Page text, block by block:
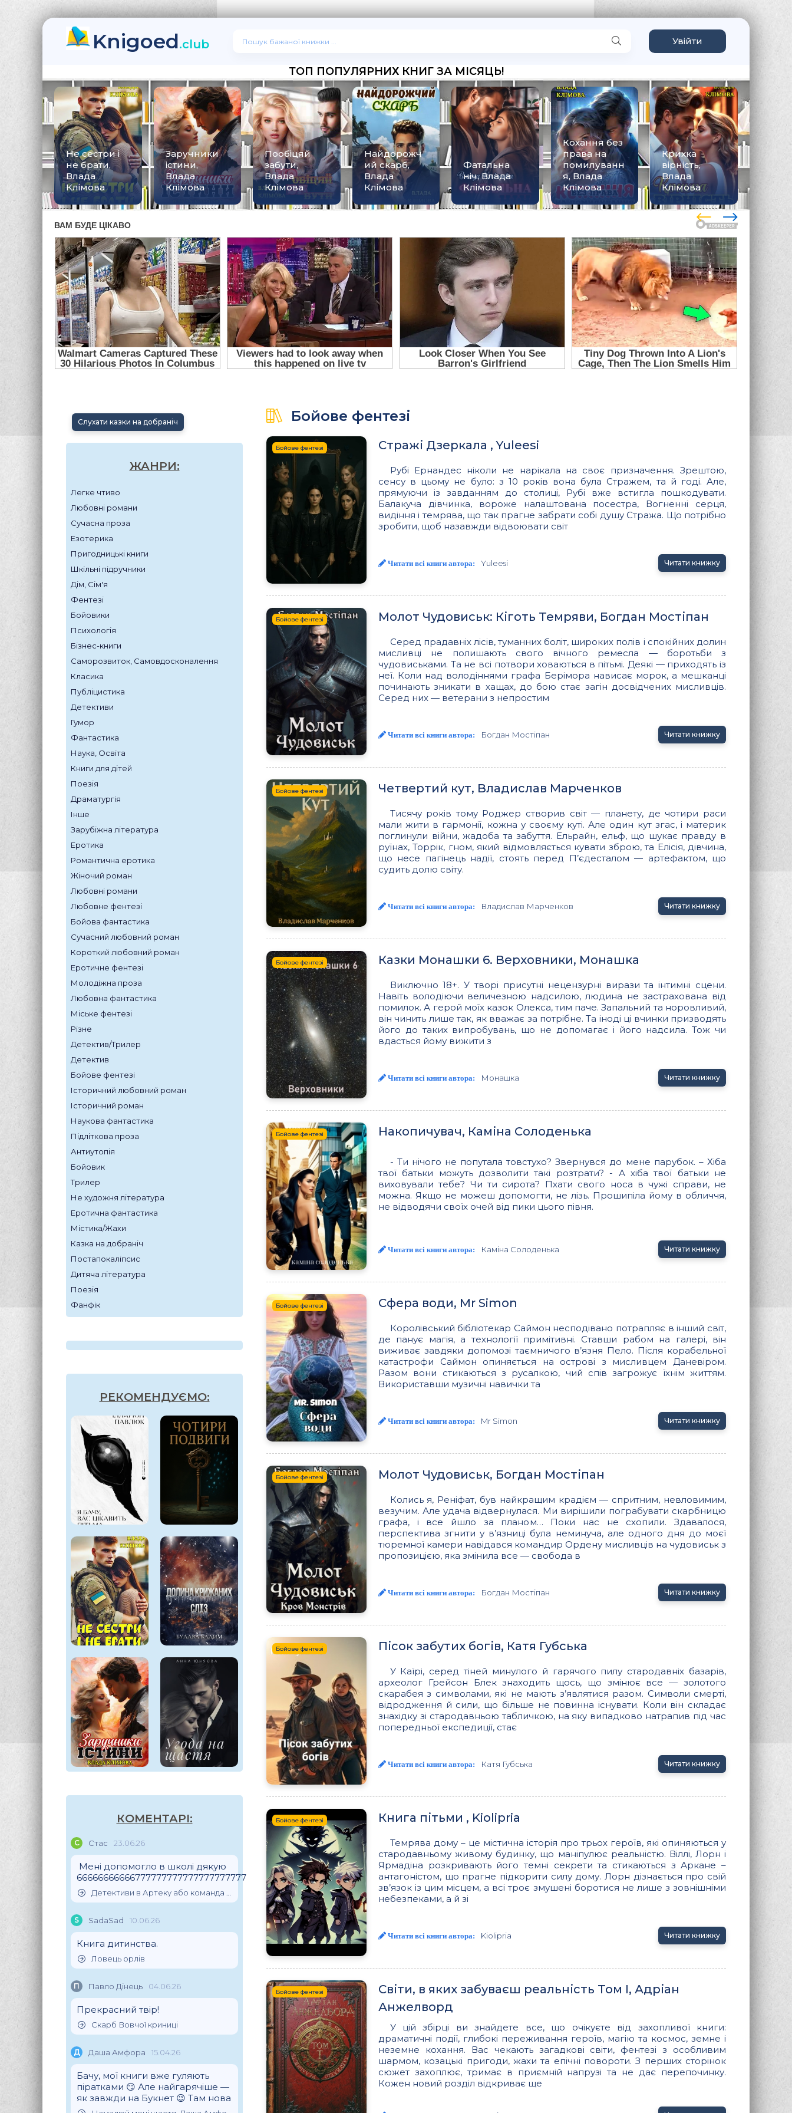
Knigoed.club Увійти
ТОП ПОПУЛЯРНИХ КНИГ ЗА МІСЯЦЬ!
Не сестри і
не брати,
Влада
Клімова
Заручники
істини,
Влада
Клімова
Пообіцяй
забути,
Влада
Клімова
Найдорожч
ий скарб,
Влада
Клімова
Фатальна
ніч, Влада
Клімова
Кохання без
права на
помилуванн
я, Влада
Клімова
Крихка
вірність,
Влада
Клімова
Слухати казки на добраніч
ЖАНРИ:
Легке чтиво
Любовні романи
Сучасна проза
Езотерика
Пригодницькі книги
Шкільні підручники
Дім, Сім'я
Фентезі
Бойовики
Психологія
Бізнес-книги
Саморозвиток, Самовдосконалення
Класика
Публіцистика
Детективи
Гумор
Фантастика
Наука, Освіта
Книги для дітей
Поезія
Драматургія
Інше
Зарубіжна література
Еротика
Романтична еротика
Жіночий роман
Любовні романи
Любовне фентезі
Бойова фантастика
Сучасний любовний роман
Короткий любовний роман
Еротичне фентезі
Молодіжна проза
Любовна фантастика
Міське фентезі
Різне
Детектив/Трилер
Детектив
Бойове фентезі
Історичний любовний роман
Історичний роман
Наукова фантастика
Підліткова проза
Антиутопія
Бойовик
Трилер
Не художня література
Еротична фантастика
Містика/Жахи
Казка на добраніч
Постапокаліпсис
Дитяча література
Поезія
Фанфік
РЕКОМЕНДУЄМО:
КОМЕНТАРІ:
С Стас 23.06.26
Мені допомогло в школі дякую
66666666666777777777777777777777
Детективи в Артеку або команда скарбошукачів
S SadaSad 10.06.26
Книга дитинства.
Ловець орлів
П Павло Дінець 04.06.26
Прекрасний твір!
Скарб Вовчої криниці
Д Даша Амфора 15.04.26
Бачу, мої книги вже гуляють
піратками 😏 Але найгарячіше —
як завжди на Букнет 😉 Там нова
Бойове фентезі
Бойове фентезі Стражі Дзеркала , Yuleesi
Рубі Ернандес ніколи не нарікала на своє призначення. Зрештою,
сенсу в цьому не було: з 10 років вона була Стражем, та й годі. Але,
прямуючи із завданням до столиці, Рубі вже встигла пошкодувати.
Балакуча дівчинка, вороже налаштована посестра, Вогненні серця,
видіння і темрява, що так прагне забрати собі душу Стража. Що потрібно
зробити, щоб назавжди відвоювати світ
Читати всі книги автора: Yuleesi Читати книжку
Бойове фентезі Молот Чудовиськ: Кіготь Темряви, Богдан Мостіпан
Серед прадавніх лісів, туманних боліт, широких полів і спокійних долин
мисливці не полишають свого вічного ремесла — боротьби з
чудовиськами. Та не всі потвори ховаються в пітьмі. Деякі — приходять із
неї. Коли над володіннями графа Берімора нависає морок, а мешканці
починають зникати в хащах, до бою стає загін досвідчених мисливців.
Серед них — ветерани з непростим
Читати всі книги автора: Богдан Мостіпан Читати книжку
Бойове фентезі Четвертий кут, Владислав Марченков
Тисячу років тому Роджер створив світ — планету, де чотири раси
мали жити в гармонії, кожна у своєму куті. Але один кут згас, і материк
поглинули війни, жадоба та забуття. Ельрайн, ельф, що шукає правду в
руїнах, Торрік, гном, який відмовляється кувати зброю, та Елісія, дівчина,
що несе пагінець надії, стоять перед П’єдесталом — артефактом, що
судить долю світу.
Читати всі книги автора: Владислав Марченков Читати книжку
Бойове фентезі Казки Монашки 6. Верховники, Монашка
Виключно 18+. У творі присутні нецензурні вирази та інтимні сцени.
Навіть володіючи величезною надсилою, людина не застрахована від
помилок. А герой моїх казок Олекса, тим паче. Запальний та норовливий,
він чинить лише так, як вважає за потрібне. Та іноді ці вчинки призводять
його до таких випробувань, що не допомагає і його надсила. Тож чи
вдасться йому вижити з
Читати всі книги автора: Монашка Читати книжку
Бойове фентезі Накопичувач, Каміна Солоденька
- Ти нічого не попутала товстухо? Звернувся до мене парубок. – Хіба
твої батьки можуть дозволити такі розтрати? - А хіба твої батьки не
виховували тебе? Чи ти сирота? Пхати свого носа в чужі справи, не
можна. Якщо не можеш допомогти, не лізь. Прошипіла йому в обличчя,
не відводячи своїх очей від пики цього півня.
Читати всі книги автора: Каміна Солоденька Читати книжку
Бойове фентезі Сфера води, Mr Simon
Королівський бібліотекар Саймон несподівано потрапляє в інший світ,
де панує магія, а технології примітивні. Ставши рабом на галері, він
виживає завдяки допомозі таємничого в’язня Пело. Після корабельної
катастрофи Саймон опиняється на острові з мисливцем Даневіром.
Разом вони стикаються з русалкою, чий спів загрожує їхнім життям.
Використавши музичні навички та
Читати всі книги автора: Mr Simon Читати книжку
Бойове фентезі Молот Чудовиськ, Богдан Мостіпан
Колись я, Реніфат, був найкращим крадієм — спритним, невловимим,
везучим. Але удача відвернулася. Ми вирішили пограбувати скарбницю
графа, і все йшло за планом… Поки нас не схопили. Здавалося,
перспектива згнити у в’язниці була неминуча, але одного дня до моєї
тюремної камери навідався командир Ордену мисливців на чудовиськ з
пропозицією, яка змінила все — свобода в
Читати всі книги автора: Богдан Мостіпан Читати книжку
Бойове фентезі Пісок забутих богів, Катя Губська
У Каїрі, серед тіней минулого й гарячого пилу стародавніх базарів,
археолог Грейсон Блек знаходить щось, що змінює все — золотого
скарабея з символами, які не мають з’являтися разом. Символи смерті,
відродження й сили, що більше не повинна існувати. Коли він складає
знахідку зі стародавньою табличкою, на яку випадково натрапив під час
попередньої експедиції, стає
Читати всі книги автора: Катя Губська Читати книжку
Бойове фентезі Книга пітьми , Kiolipria
Темрява дому – це містична історія про трьох героїв, які опиняються у
стародавньому живому будинку, що маніпулює реальністю. Віллі, Лорн і
Ярмадіна розкривають його темні секрети та стикаються з Аркане –
антагоністом, що прагне підкорити силу дому. Лорн дізнається про свій
зв’язок із цим місцем, а всі троє змушені боротися не лише з зовнішніми
небезпеками, а й зі
Читати всі книги автора: Kiolipria Читати книжку
Бойове фентезі
Світи, в яких забуваєш реальність Том І, Адріан
Анжелворд
У цій збірці ви знайдете все, що очікуєте від захопливої книги:
драматичні події, глибокі переживання героїв, магію та космос, земне і
неземне кохання. Вас чекають загадкові світи, фентезі з особливим
шармом, козацькі пригоди, жахи та епічні повороти. З перших сторінок
сюжет захоплює, тримає в приємній напрузі та не дає перепочинку.
Кожен новий розділ відкриває ще